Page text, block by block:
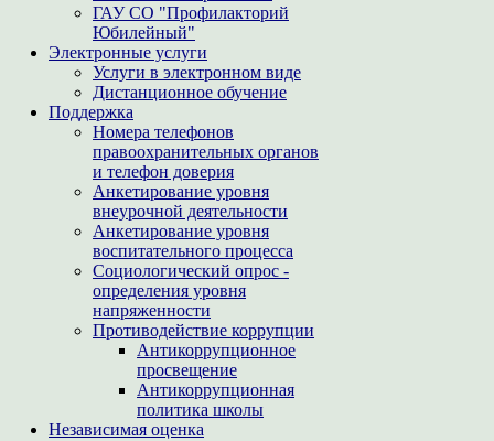
ГАУ СО "Профилакторий
Юбилейный"
Электронные услуги
Услуги в электронном виде
Дистанционное обучение
Поддержка
Номера телефонов
правоохранительных органов
и телефон доверия
Анкетирование уровня
внеурочной деятельности
Анкетирование уровня
воспитательного процесса
Социологический опрос -
определения уровня
напряженности
Противодействие коррупции
Антикоррупционное
просвещение
Антикоррупционная
политика школы
Независимая оценка